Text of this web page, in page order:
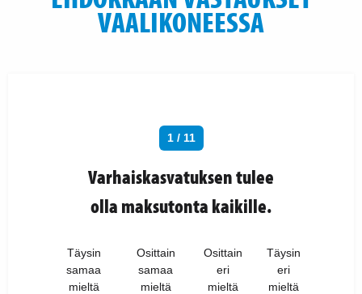
VAALIKONEESSA
1 / 11
Varhaiskasvatuksen tulee
olla maksutonta kaikille.
Täysin
samaa
mieltä
Osittain
samaa
mieltä
Osittain
eri
mieltä
Täysin
eri
mieltä